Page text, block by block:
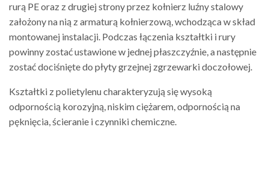
rurą PE oraz z drugiej strony przez kołnierz luźny stalowy
założony na nią z armaturą kołnierzową, wchodząca w skład
montowanej instalacji. Podczas łączenia kształtki i rury
powinny zostać ustawione w jednej płaszczyźnie, a następnie
zostać dociśnięte do płyty grzejnej zgrzewarki doczołowej.
Kształtki z polietylenu charakteryzują się wysoką
odpornością korozyjną, niskim ciężarem, odpornością na
pęknięcia, ścieranie i czynniki chemiczne.